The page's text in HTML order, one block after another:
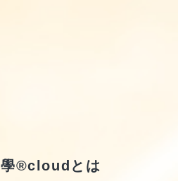
學®cloudとは